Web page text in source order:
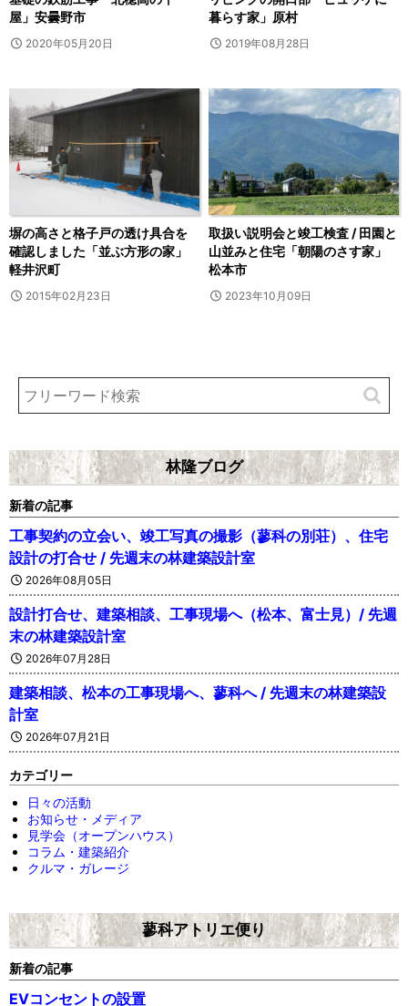
屋」安曇野市
2020年05月20日
暮らす家」原村
2019年08月28日
塀の高さと格子戸の透け具合を
確認しました「並ぶ方形の家」
軽井沢町
2015年02月23日
取扱い説明会と竣工検査 / 田園と
山並みと住宅「朝陽のさす家」
松本市
2023年10月09日
林隆ブログ
新着の記事
工事契約の立会い、竣工写真の撮影（蓼科の別荘）、住宅
設計の打合せ / 先週末の林建築設計室
2026年08月05日
設計打合せ、建築相談、工事現場へ（松本、富士見）/ 先週
末の林建築設計室
2026年07月28日
建築相談、松本の工事現場へ、蓼科へ / 先週末の林建築設
計室
2026年07月21日
カテゴリー
日々の活動
お知らせ・メディア
見学会（オープンハウス）
コラム・建築紹介
クルマ・ガレージ
蓼科アトリエ便り
新着の記事
EVコンセントの設置